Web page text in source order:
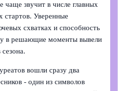
чаще звучит в числе главных
Уверенные
схватках и способность
в решающие моменты вывели
сезона.
вошли сразу два
- один из символов